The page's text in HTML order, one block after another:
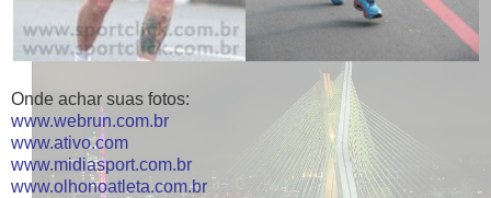
Onde achar suas fotos:
www.webrun.com.br
www.ativo.com
www.midiasport.com.br
www.olhonoatleta.com.br